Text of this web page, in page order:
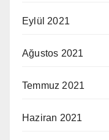
Eylül 2021
Ağustos 2021
Temmuz 2021
Haziran 2021